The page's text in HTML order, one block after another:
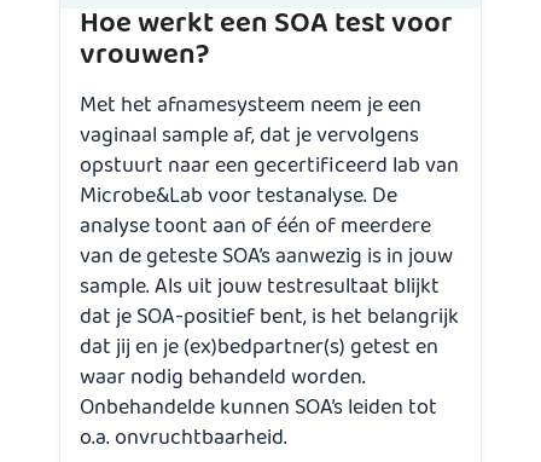
Hoe werkt een SOA test voor
vrouwen?
Met het afnamesysteem neem je een
vaginaal sample af, dat je vervolgens
opstuurt naar een gecertificeerd lab van
Microbe&Lab voor testanalyse. De
analyse toont aan of één of meerdere
van de geteste SOA’s aanwezig is in jouw
sample. Als uit jouw testresultaat blijkt
dat je SOA-positief bent, is het belangrijk
dat jij en je (ex)bedpartner(s) getest en
waar nodig behandeld worden.
Onbehandelde kunnen SOA’s leiden tot
o.a. onvruchtbaarheid.